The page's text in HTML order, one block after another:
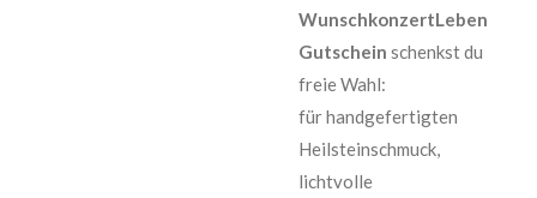
WunschkonzertLeben
Gutschein schenkst du
freie Wahl:
für handgefertigten
Heilsteinschmuck,
lichtvolle